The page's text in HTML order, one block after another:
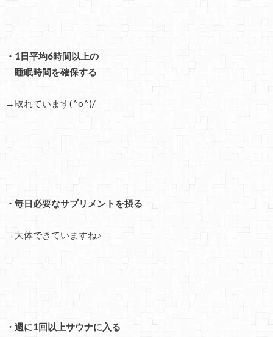
・1日平均6時間以上の
睡眠時間を確保する
→取れています(^o^)/
・毎日必要なサプリメントを摂る
→大体できていますね♪
・週に1回以上サウナに入る